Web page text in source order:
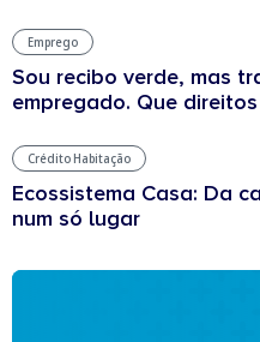
Emprego
Sou recibo verde, mas
empregado. Que
Crédito Habitação
Ecossistema Casa: Da
num só lugar